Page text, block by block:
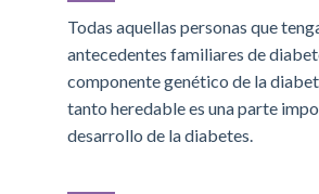
Todas aquellas personas que
antecedentes familiares de
componente genético de la
tanto heredable es una parte
desarrollo de la diabetes.